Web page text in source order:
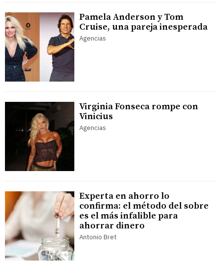
Pamela Anderson y Tom
Cruise, una pareja inesperada
Agencias
Virginia Fonseca rompe con
Vinicius
Agencias
Experta en ahorro lo
confirma: el método del sobre
es el más infalible para
ahorrar dinero
Antonio Bret